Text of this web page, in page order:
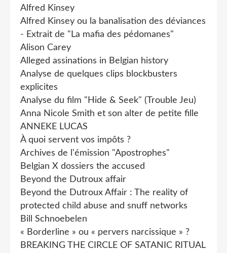
Alfred Kinsey
Alfred Kinsey ou la banalisation des déviances
- Extrait de "La mafia des pédomanes"
Alison Carey
Alleged assinations in Belgian history
Analyse de quelques clips blockbusters
explicites
Analyse du film "Hide & Seek" (Trouble Jeu)
Anna Nicole Smith et son alter de petite fille
ANNEKE LUCAS
À quoi servent vos impôts ?
Archives de l'émission "Apostrophes"
Belgian X dossiers the accused
Beyond the Dutroux affair
Beyond the Dutroux Affair : The reality of
protected child abuse and snuff networks
Bill Schnoebelen
« Borderline » ou « pervers narcissique » ?
BREAKING THE CIRCLE OF SATANIC RITUAL